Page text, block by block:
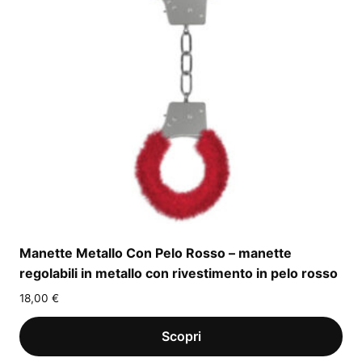
Manette Metallo Con Pelo Rosso – manette
regolabili in metallo con rivestimento in pelo rosso
18,00 €